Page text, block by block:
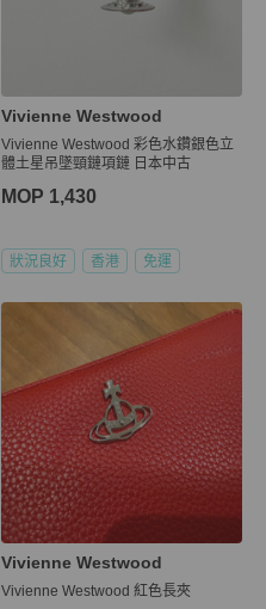
Vivienne Westwood
Vivienne Westwood 彩色水鑽銀色立
體土星吊墜頸鏈項鏈 日本中古
MOP 1,430
狀況良好 香港 免運
Vivienne Westwood
Vivienne Westwood 紅色長夾